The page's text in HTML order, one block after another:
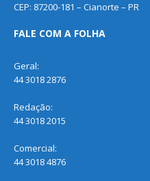
CEP: 87200-181 – Cianorte – PR
FALE COM A FOLHA
Geral:
44 3018 2876
Redação:
44 3018 2015
Comercial:
44 3018 4876